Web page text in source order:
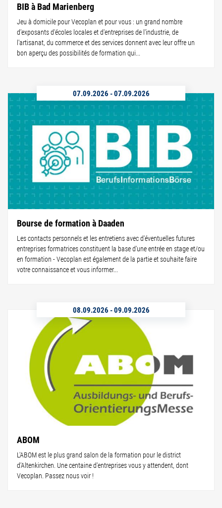
BIB à Bad Marienberg
Jeu à domicile pour Vecoplan et pour vous : un grand nombre
d'exposants d'écoles locales et d'entreprises de l'industrie, de
l'artisanat, du commerce et des services donnent avec leur offre un
bon aperçu des possibilités de formation qui...
07.09.2026 -07.09.2026
Bourse de formation à Daaden
Les contacts personnels et les entretiens avec d'éventuelles futures
entreprises formatrices constituent la base d'une entrée en stage et/ou
en formation - Vecoplan est également de la partie et souhaite faire
votre connaissance et vous informer...
08.09.2026 -09.09.2026
ABOM
L'ABOM est le plus grand salon de la formation pour le district
d'Altenkirchen. Une centaine d'entreprises vous y attendent, dont
Vecoplan. Passez nous voir !